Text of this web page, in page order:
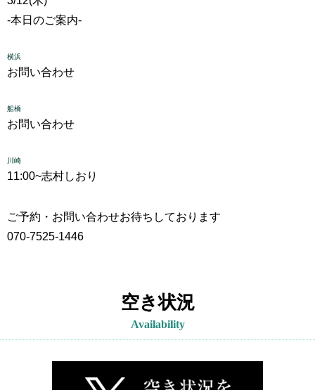
-本日のご案内-
横浜
お問い合わせ
船橋
お問い合わせ
川崎
11:00~志村しおり
ご予約・お問い合わせお待ちしております
070-7525-1446
空き状況
Availability